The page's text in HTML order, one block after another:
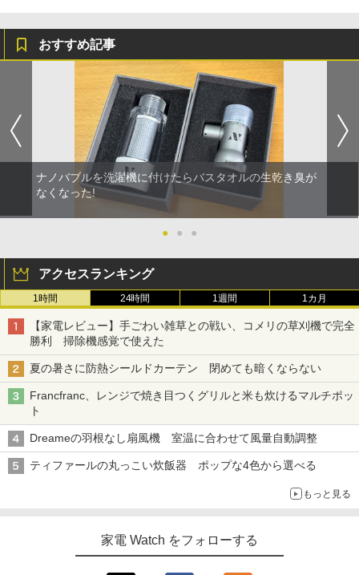
おすすめ記事
ナノバブルを洗濯機に付けたらバスタオルの生乾き臭が
なくなった!
● ● ●
アクセスランキング
1時間 24時間 1週間 1カ月
【家電レビュー】手ごわい雑草との戦い、コメリの草刈機で完全
勝利 掃除機感覚で使えた
夏の暑さに防熱シールドカーテン 閉めても暗くならない
Francfranc、レンジで焼き目つくグリルと米も炊けるマルチポッ
ト
Dreameの羽根なし扇風機 室温に合わせて風量自動調整
ティファールの丸っこい炊飯器 ポップな4色から選べる
もっと見る
家電 Watch をフォローする